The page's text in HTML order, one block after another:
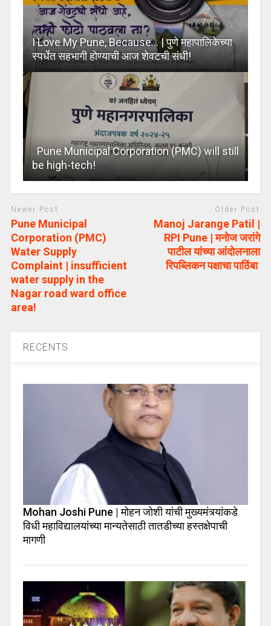
I Love My Pune, Because… | पुणे महापालिकेच्या
स्पर्धेत सहभागी होण्याची आज शेवटची संधी!
Pune Municipal Corporation (PMC) will still
be high-tech!
Newer Post
Pune Municipal
Corporation (PMC)
Water Supply
Complaint | insufficient
water supply in the
Nagar road ward office
area!
Older Post
Manoj Jarange Patil |
RPI Pune | मनोज जरांगे
पाटील यांच्या आंदोलनाला
रिपब्लिकन पक्षाचा पाठिंबा
RECENTS
Mohan Joshi Pune | मोहन जोशी यांची मुख्यमंत्र्यांकडे
विधी महाविद्यालयांच्या मान्यतेसाठी तातडीच्या हस्तक्षेपाची
मागणी